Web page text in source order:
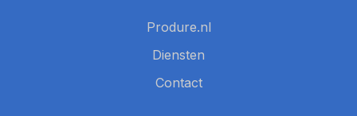
Produre.nl
Diensten
Contact